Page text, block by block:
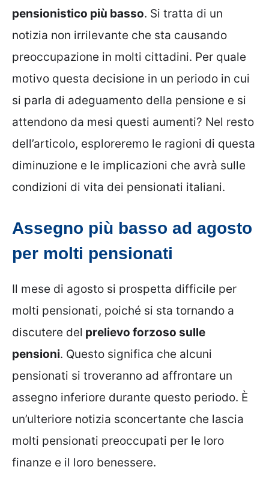
pensionistico più basso. Si tratta di un
notizia non irrilevante che sta causando
preoccupazione in molti cittadini. Per quale
motivo questa decisione in un periodo in cui
si parla di adeguamento della pensione e si
attendono da mesi questi aumenti? Nel resto
dell’articolo, esploreremo le ragioni di questa
diminuzione e le implicazioni che avrà sulle
condizioni di vita dei pensionati italiani.
Assegno più basso ad agosto
per molti pensionati
Il mese di agosto si prospetta difficile per
molti pensionati, poiché si sta tornando a
discutere del prelievo forzoso sulle
pensioni. Questo significa che alcuni
pensionati si troveranno ad affrontare un
assegno inferiore durante questo periodo. È
un’ulteriore notizia sconcertante che lascia
molti pensionati preoccupati per le loro
finanze e il loro benessere.